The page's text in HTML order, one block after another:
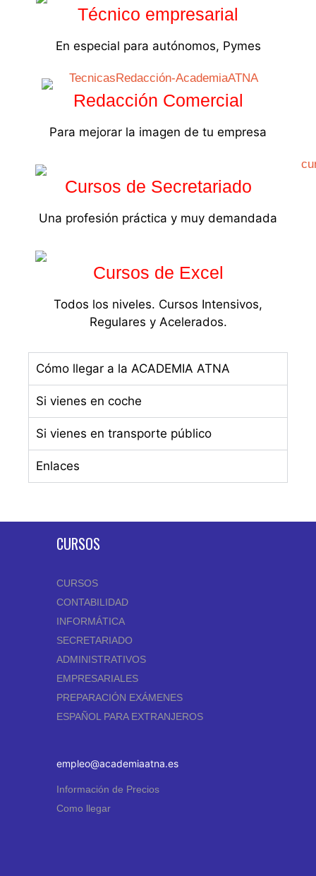
Técnico empresarial
En especial para autónomos, Pymes
Redacción Comercial
Para mejorar la imagen de tu empresa
Cursos de Secretariado
Una profesión práctica y muy demandada
Cursos de Excel
Todos los niveles. Cursos Intensivos,
Regulares y Acelerados.
Cómo llegar a la ACADEMIA ATNA
Si vienes en coche
Si vienes en transporte público
Enlaces
CURSOS
CURSOS
CONTABILIDAD
INFORMÁTICA
SECRETARIADO
ADMINISTRATIVOS
EMPRESARIALES
PREPARACIÓN EXÁMENES
ESPAÑOL PARA EXTRANJEROS
empleo@academiaatna.es
Información de Precios
Como llegar